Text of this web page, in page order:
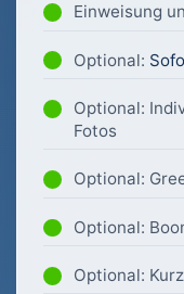
Einweisung
Optional:
Optional:
Fotos
Optional:
Optional:
Optional: